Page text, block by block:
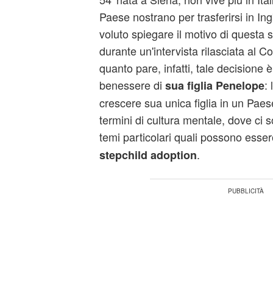
Paese nostrano per trasferirsi in
voluto spiegare il motivo di questa
durante un'intervista rilasciata al
quanto pare, infatti, tale decisione
benessere di sua figlia Penelope:
crescere sua unica figlia in un
termini di cultura mentale, dove ci
temi particolari quali possono
stepchild adoption.